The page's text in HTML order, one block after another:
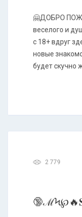
🤗ДОБРО
веселого и
с 18+ вдруг
новые
будет скучно
2 779